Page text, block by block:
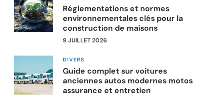
Réglementations et normes
environnementales clés pour la
construction de maisons
9 JUILLET 2026
DIVERS
Guide complet sur voitures
anciennes autos modernes motos
assurance et entretien